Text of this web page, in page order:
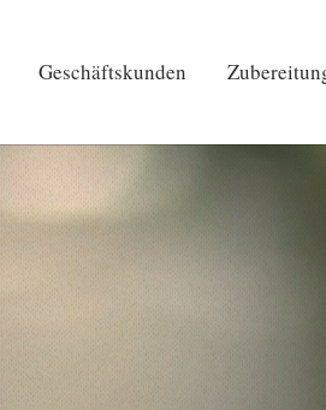
Geschäftskunden